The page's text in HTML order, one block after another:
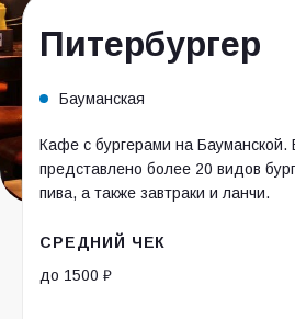
Питербургер
Бауманская
Кафе с бургерами на
представлено более 20 видов
пива, а также завтраки и ланчи.
СРЕДНИЙ ЧЕК
до 1500 ₽